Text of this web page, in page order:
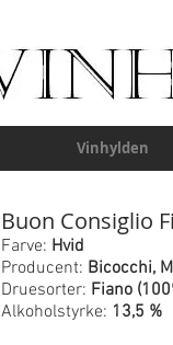
Vinhylden
Buon Consiglio
Farve: Hvid
Producent: Bicocchi,
Druesorter: Fiano
Alkoholstyrke: 13,5 %